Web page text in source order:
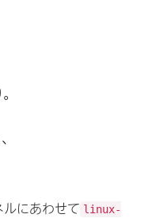
にあわせて linux-